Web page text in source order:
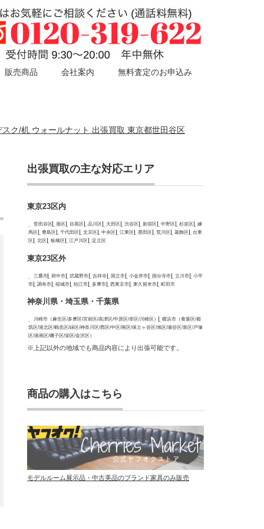
販売商品 会社案内 無料査定のお申込み
ク/机 ウォールナット 出張買取 東京都世田谷区
出張買取の主な対応エリア
東京23区内
世田谷区 港区 目黒区 品川区 大田区 渋谷区 新宿区 中野区 杉並区
練
馬区
豊島区 千代田区 文京区 中央区 江東区 墨田区 荒川区 葛飾区
台東
区
北区 板橋区 江戸川区 足立区
東京23区外
三鷹市 府中市 武蔵野市 吉祥寺 国立市 小金井市 国分寺市 立川市
小平
市
調布市 稲城市 狛江市 多摩市 西東京市 東久留米市 町田市
神奈川県・埼玉県・千葉県
川崎市（麻生区/多摩区/宮前区/高津区/中原区/幸区/川崎区）
横浜市（青葉区/都
筑区/港北区/鶴見区/緑区/神奈川区/西区/中区/南区/保土ヶ谷区/旭区/瀬谷区/泉区/戸塚
区/港南区/磯子区/栄区/金沢区）
※上記以外の地域でも商品内容により出張可能です。
商品の購入はこちら
モデルルーム展示品・中古美品のブランド家具のみ販売